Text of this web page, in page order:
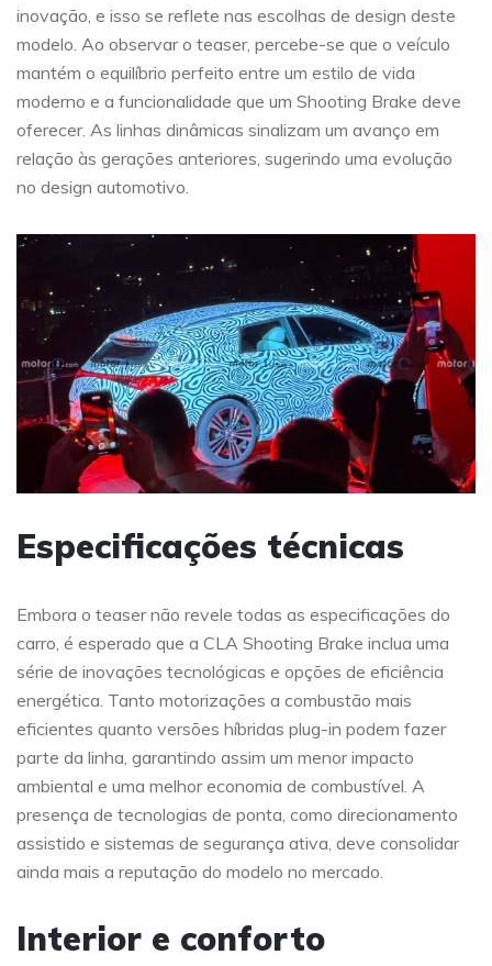
inovação, e isso se reflete nas escolhas de design deste
modelo. Ao observar o teaser, percebe-se que o veículo
mantém o equilíbrio perfeito entre um estilo de vida
moderno e a funcionalidade que um Shooting Brake deve
oferecer. As linhas dinâmicas sinalizam um avanço em
relação às gerações anteriores, sugerindo uma evolução
no design automotivo.
Especificações técnicas
Embora o teaser não revele todas as especificações do
carro, é esperado que a CLA Shooting Brake inclua uma
série de inovações tecnológicas e opções de eficiência
energética. Tanto motorizações a combustão mais
eficientes quanto versões híbridas plug-in podem fazer
parte da linha, garantindo assim um menor impacto
ambiental e uma melhor economia de combustível. A
presença de tecnologias de ponta, como direcionamento
assistido e sistemas de segurança ativa, deve consolidar
ainda mais a reputação do modelo no mercado.
Interior e conforto